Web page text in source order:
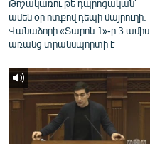
Թոշակառու թե դպրոցական՝
ամեն օր ոտքով դեպի մայրուղի.
Վանաձորի «Տարոն 1»-ը 3 ամիս
առանց տրանսպորտի է